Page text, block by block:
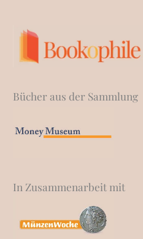
Bücher aus der Sammlung
In Zusammenarbeit mit